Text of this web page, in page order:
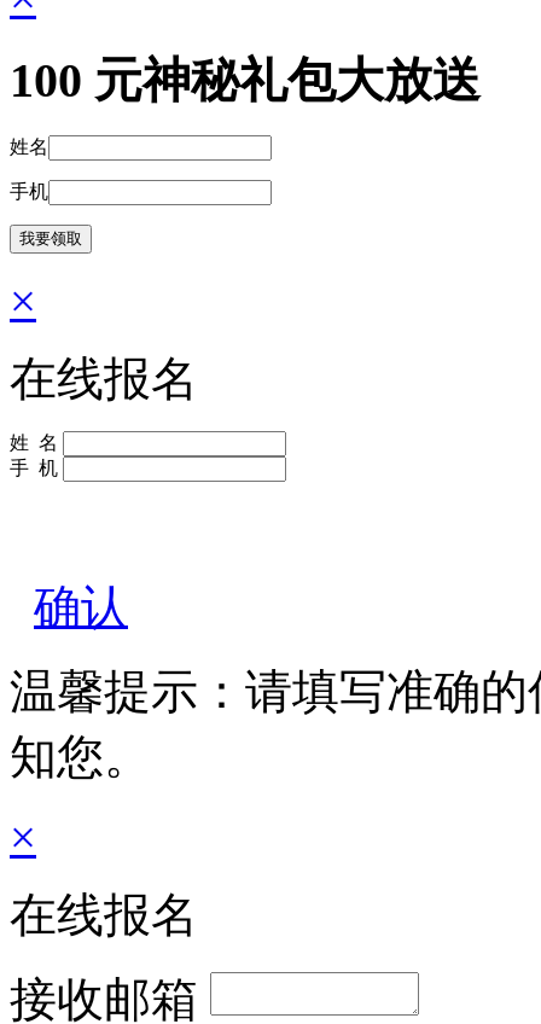
100 元神秘礼包大放送
姓名
手机
×
在线报名
姓 名
手 机
确认
温馨提示：请填写准确
知您。
×
在线报名
接收邮箱